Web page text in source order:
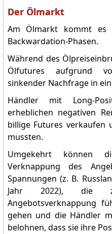
Der Ölmarkt
Am Ölmarkt kommt es
Backwardation-Phasen.
Während des
Ölfutures aufgrund
sinkender Nachfrage in
Händler mit Long-
erheblichen negativen
billige Futures verkaufen
mussten.
Umgekehrt können
Verknappung des
Spannungen (z. B.
Jahr 2022), die
Angebotsverknappung
gehen und die Händler
belohnen, dass sie ihre